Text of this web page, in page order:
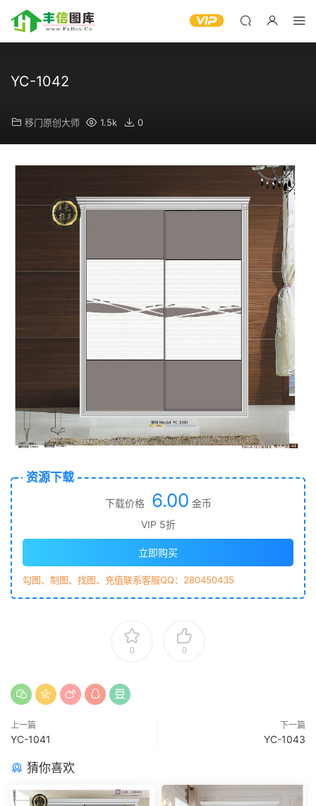
YC-1042
移门原创大师 1.5k 0
资源下载
下载价格 6.00 金币
VIP 5折
立即购买
勾图、制图、找图、充值联系客服QQ：280450435
0 0
上一篇
YC-1041
下一篇
YC-1043
猜你喜欢